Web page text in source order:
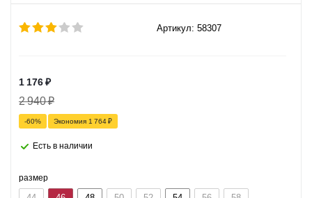
Артикул: 58307
1 176₽
2 940₽
-60% Экономия 1 764₽
Есть в наличии
размер